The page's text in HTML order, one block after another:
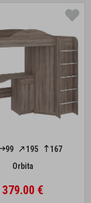
99 195
167
Orbita
379.00 €